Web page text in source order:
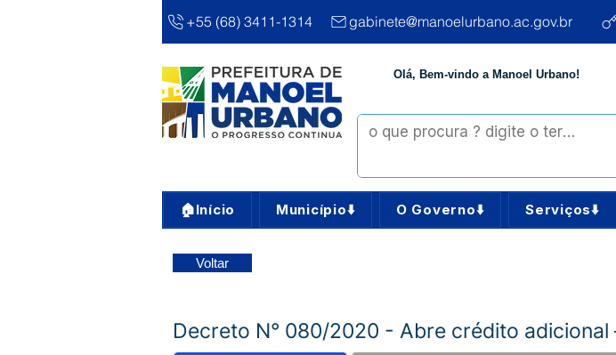
+55 (68) 3411-1314 gabinete@manoelurbano.ac.gov.br
Olá, Bem-vindo a Manoel Urbano!
🏠Início Município⬇️ O Governo⬇️ Serviços⬇️
Voltar
Decreto N° 080/2020 - Abre crédito adicional